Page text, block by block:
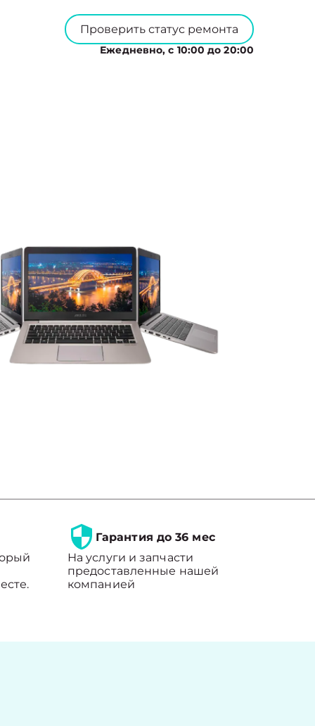
Проверить статус ремонта
Ежедневно, с 10:00 до 20:00
Гарантия до 36 мес
На услуги и запчасти
предоставленные нашей
компанией